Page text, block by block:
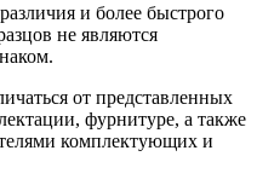
и более быстрого
не являются
от представленных
фурнитуре, а также
комплектующих и